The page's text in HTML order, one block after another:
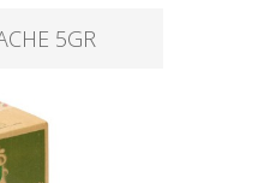
5GR